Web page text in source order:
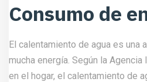
Consumo de
El calentamiento de agua es una
mucha energía. Según la Agencia
en el hogar, el calentamiento de